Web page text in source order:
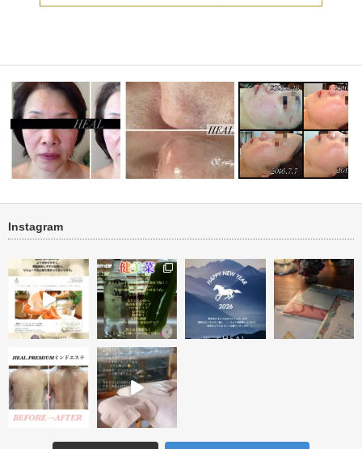
回＜フ
★オーダーメイドトリートメン
ニキビ・ニキビ跡改善
Instagram